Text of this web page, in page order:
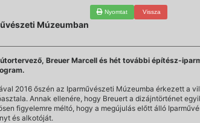
Nyomtat Vissza
Múzeumban
Breuer Marcell és hét további építész-
2016 őszén az Iparművészeti Múzeumba érkezett a
Annak ellenére, hogy Breuert a dizájntörténet
figyelemre méltó, hogy a megújulás előtt álló
és alkotóját.